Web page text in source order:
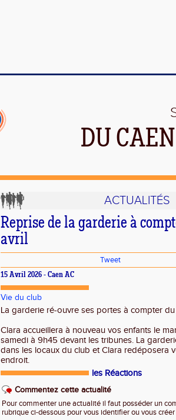
DU
ACTUALITÉS
Reprise de la garderie à
avril
Tweet
15 Avril 2026 - Caen AC
Vie du club
La garderie ré-ouvre ses portes à compter
Clara accueillera à nouveau vos enfants le
samedi à 9h45 devant les tribunes. La
dans les locaux du club et Clara redéposera
endroit.
les Réactions
Commentez cette actualité
Pour commenter une actualité il faut posséder un
rubrique ci-dessous pour vous identifier ou vous